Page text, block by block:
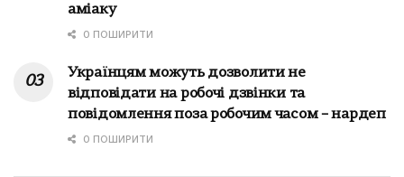
аміаку
0 ПОШИРИТИ
Українцям можуть дозволити не
відповідати на робочі дзвінки та
повідомлення поза робочим часом – нардеп
0 ПОШИРИТИ